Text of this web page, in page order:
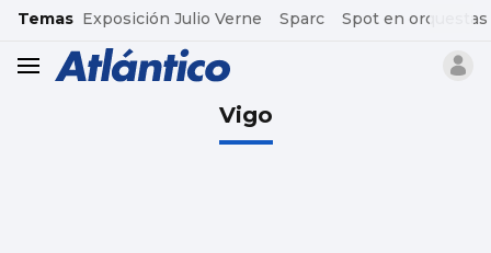
common.go-to-content
Temas Exposición Julio Verne Sparc Spot en orquestas
header.menu.open
Vigo